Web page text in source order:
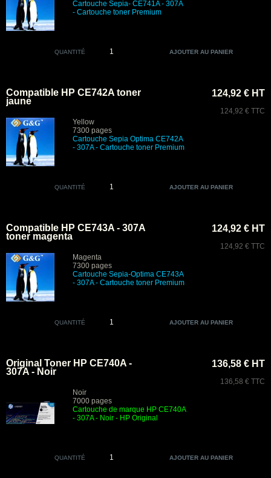
Cartouche Sepia- CE741A - 307A
- Cartouche toner Premium
QUANTITÉ
Compatible HP CE742A toner
jaune
Yellow
7300 pages
Cartouche Sepia Optima CE742A
- 307A - Cartouche toner Premium
124,92 € HT
124,92 € TTC
QUANTITÉ
Compatible HP CE743A - 307A
toner magenta
Magenta
7300 pages
Cartouche Sepia-Optima CE743A
- 307A - Cartouche toner Premium
124,92 € HT
124,92 € TTC
QUANTITÉ
Original Toner HP CE740A -
307A - Noir
Noir
7000 pages
Cartouche de marque HP CE740A
- 307A - Noir - HP Original
136,58 € HT
136,58 € TTC
QUANTITÉ